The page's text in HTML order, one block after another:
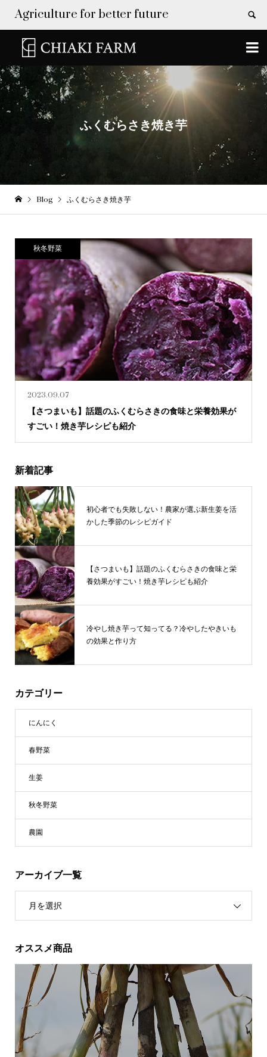
Agriculture for better future


ふくむらさき焼き芋
Blog ふくむらさき焼き芋
2023.09.07
【さつまいも】話題のふくむらさきの食味と栄養効果が
すごい！焼き芋レシピも紹介
秋冬野菜
新着記事
初心者でも失敗しない！農家が選ぶ新生姜を活
かした季節のレシピガイド
【さつまいも】話題のふくむらさきの食味と栄
養効果がすごい！焼き芋レシピも紹介
冷やし焼き芋って知ってる？冷やしたやきいも
の効果と作り方
カテゴリー
にんにく
春野菜
生姜
秋冬野菜
農園
アーカイブ一覧
月を選択
オススメ商品